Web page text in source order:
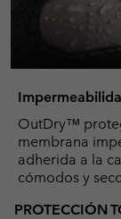
OutDry™
membrana
adherida a la
cómodos y
PROTECCIÓN